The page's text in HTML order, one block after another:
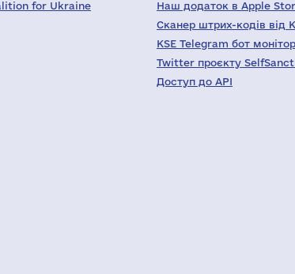
for Ukraine
Наш додаток в Apple
Сканер штрих-кодів від
KSE Telegram бот
Twitter проєкту
Доступ до API